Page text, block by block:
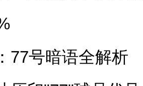
77号暗语全解析